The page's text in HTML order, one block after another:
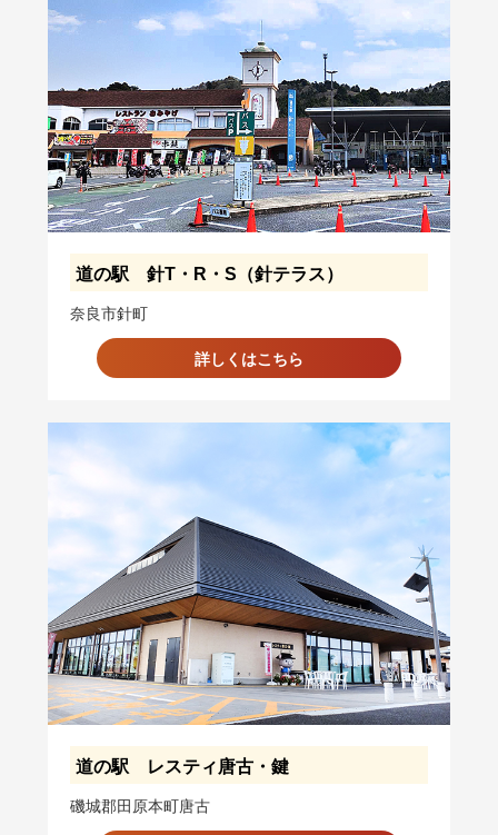
道の駅 針T・R・S（針テラス）
奈良市針町
詳しくはこちら
道の駅 レスティ唐古・鍵
磯城郡田原本町唐古